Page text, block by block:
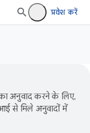
प्रवेश करें
अनुवाद करने के लिए,
से मिले अनुवादों में